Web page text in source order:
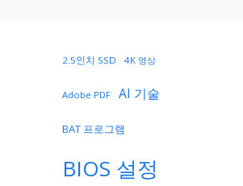
2.5인치 SSD 4K 영상
Adobe PDF AI 기술
BAT 프로그램
BIOS 설정